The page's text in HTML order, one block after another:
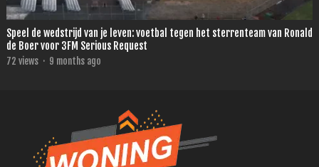
Speel de wedstrijd van je leven: voetbal tegen het sterrenteam van Ronald
de Boer voor 3FM Serious Request
72 views · 9 months ago